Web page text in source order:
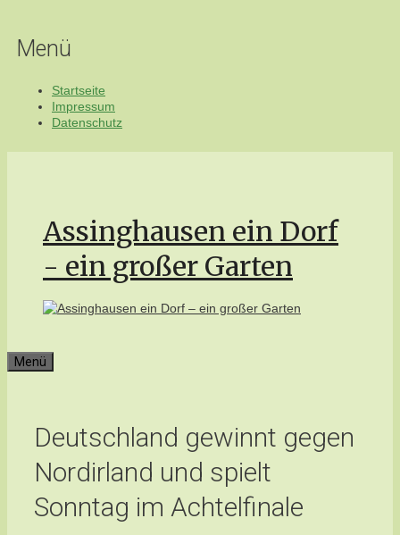
springen
Menü
Startseite
Impressum
Datenschutz
Assinghausen ein Dorf
- ein großer Garten
Menü
Deutschland gewinnt gegen
Nordirland und spielt
Sonntag im Achtelfinale